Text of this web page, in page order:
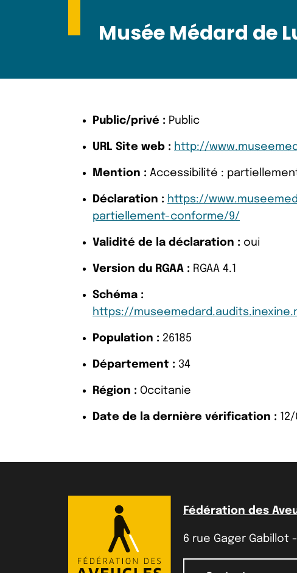
Musée Médard de
Public/privé : Public
URL Site web : http://
Mention : Accessibilité :
Déclaration : https://
partiellement-conforme/9/
Validité de la déclaration : oui
Version du RGAA : RGAA 4.1
Schéma :
https://
Population : 26185
Département : 34
Région : Occitanie
Date de la dernière vérification :
Fédération des
6 rue Gager Gabillot -